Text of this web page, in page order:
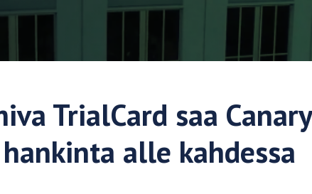
TrialCard saa Canary
alle kahdessa